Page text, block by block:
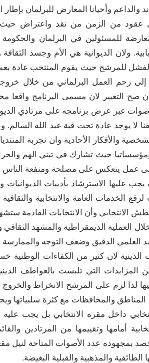
والداعم وأحيانا المعارض للبرلمان
عقود من الزمن من نقد واعتراض حيث
للمسئولين في البرلمان
ولان الديوانية هي الأم وجسد
للمرشح حيث يقوم المنتخب عادة
إلى رحم العمل البرلماني من خلال
أن صح التعبير لان مسمى البرنامج
عبر عرض برنامجه على مرتادي
لا يوجد عادة تحت قبة عبد الله
والأفكار الأحادية وان تجربة
حيث تشارك في تبني الهم
عمل ينعكس على مصلحة ومنفعة الناس
يجب عليها الاسترشاد بأدبيات
لرفع الخدمات العامة والانتخابية
الانتخابي وأن الانتخابات القادمة
العملية الديمقراطية والمشهد
العلمي الدقيق وضعف التوجه
الدينية لان كثير من الكفاءات
المزايدات التي تلبست بالعواطف
لذا لزم على المرشح الانخراط
المناطق والمحافظات مع كثرة سلبياتها
داخل مقره الانتخابي بل يجب
أمامها وتقييمها من المرتادين
بمجهوده عدد الأصوات المتاحة لنيل
الطائفية والمذهبية والقبلية البغيضة.